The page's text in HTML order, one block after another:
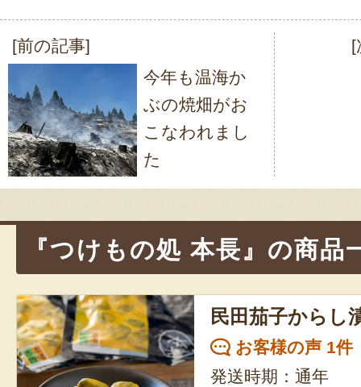
投
ナ
ビ
ゲ
ョ
ン
[前の記事]
今年も温海か
ぶの焼畑がお
こなわれまし
た
[
『つけもの処 本長』の商品
民田茄子からし
お客様の声 1件
発送時期：通年